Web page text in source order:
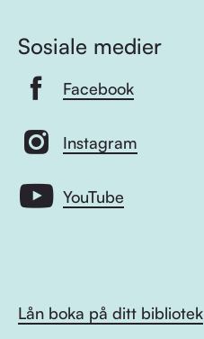
Sosiale medier
Facebook
Instagram
YouTube
Lån boka på ditt bibliotek